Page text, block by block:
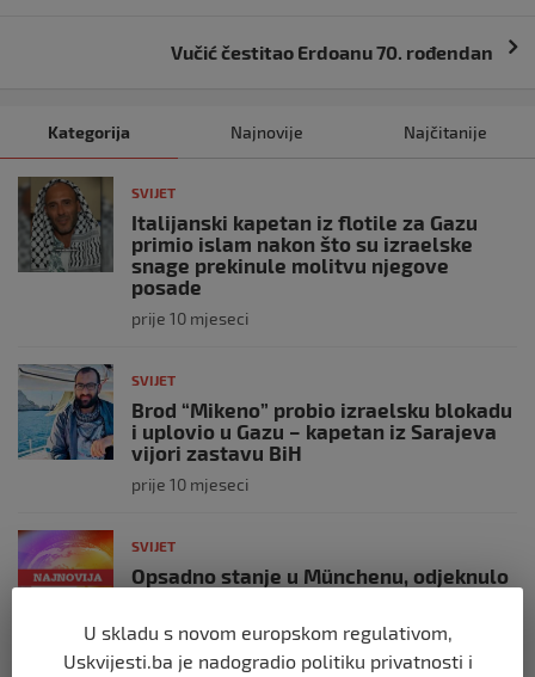
Vučić čestitao Erdoanu 70. rođendan
Kategorija Najnovije Najčitanije
SVIJET
Italijanski kapetan iz flotile za Gazu
primio islam nakon što su izraelske
snage prekinule molitvu njegove
posade
prije 10 mjeseci
SVIJET
Brod “Mikeno” probio izraelsku blokadu
i uplovio u Gazu – kapetan iz Sarajeva
vijori zastavu BiH
prije 10 mjeseci
SVIJET
Opsadno stanje u Münchenu, odjeknulo
U skladu s novom europskom regulativom,
Uskvijesti.ba je nadogradio politiku privatnosti i